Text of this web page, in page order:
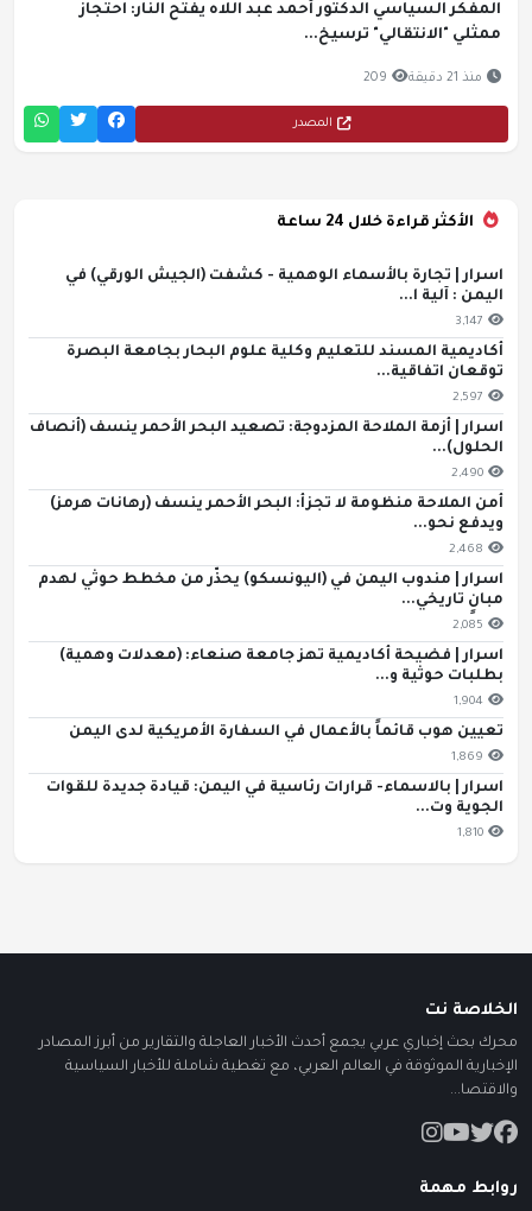
المفكر السياسي الدكتور أحمد عبد اللاه يفتح النار: احتجاز
ممثلي "الانتقالي" ترسيخ...
منذ 21 دقيقة 209
المصدر
الأكثر قراءة خلال 24 ساعة
اسرار | تجارة بالأسماء الوهمية - كشفت (الجيش الورقي) في
اليمن : آلية ا...
3,147
أكاديمية المسند للتعليم وكلية علوم البحار بجامعة البصرة
توقعان اتفاقية...
2,597
اسرار | أزمة الملاحة المزدوجة: تصعيد البحر الأحمر ينسف (أنصاف
الحلول)...
2,490
أمن الملاحة منظومة لا تجزأ: البحر الأحمر ينسف (رهانات هرمز)
ويدفع نحو...
2,468
اسرار | مندوب اليمن في (اليونسكو) يحذّر من مخطط حوثي لهدم
مبانٍ تاريخي...
2,085
اسرار | فضيحة أكاديمية تهز جامعة صنعاء: (معدلات وهمية)
بطلبات حوثية و...
1,904
تعيين هوب قائماً بالأعمال في السفارة الأمريكية لدى اليمن
1,869
اسرار | بالاسماء- قرارات رئاسية في اليمن: قيادة جديدة للقوات
الجوية وت...
1,810
الخلاصة نت
محرك بحث إخباري عربي يجمع أحدث الأخبار العاجلة والتقارير من أبرز المصادر
الإخبارية الموثوقة في العالم العربي، مع تغطية شاملة للأخبار السياسية
والاقتصا...
روابط مهمة